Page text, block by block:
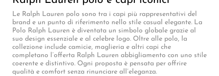
Le Ralph Lauren polo sono tra i capi più rappresentativi del
brand e un punto di riferimento nello stile casual elegante. La
Polo Ralph Lauren è diventata un simbolo globale grazie al
suo design essenziale e al celebre logo. Oltre alle polo, la
collezione include camicie, maglieria e altri capi che
completano l’offerta Ralph Lauren abbigliamento con uno stile
coerente e distintivo. Ogni proposta è pensata per offrire
qualità e comfort senza rinunciare all’eleganza.